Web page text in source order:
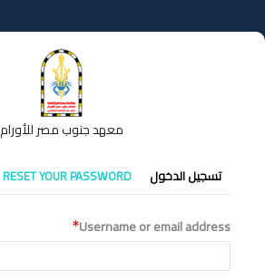
إلى
المحتوى
معهد جنوب مصر للأورام
التبويبات
الأساسية
تسجيل الدخول RESET YOUR PASSWORD
Username or email address